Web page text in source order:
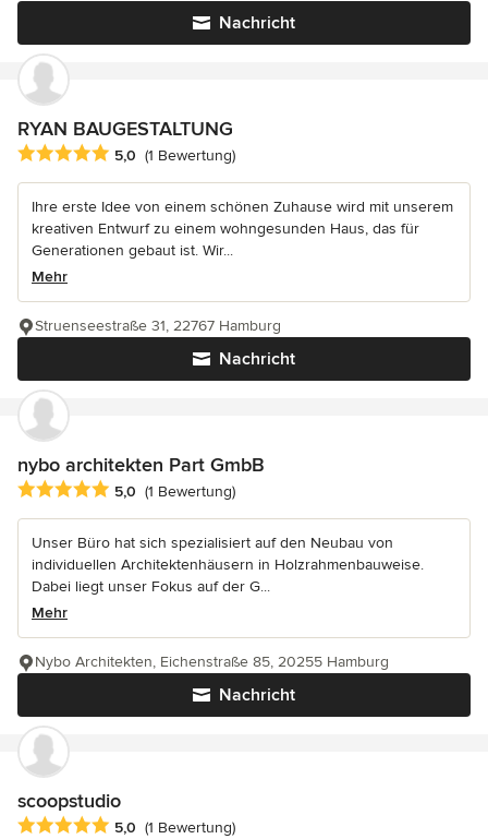
Nachricht
RYAN BAUGESTALTUNG
Durchschnittliche Bewertung: 5 von 5 Sternen
5,0 (1 Bewertung)
Ihre erste Idee von einem schönen Zuhause wird mit unserem
kreativen Entwurf zu einem wohngesunden Haus, das für
Generationen gebaut ist. Wir...
Mehr
Nachricht
Struenseestraße 31, 22767 Hamburg
nybo architekten Part GmbB
Durchschnittliche Bewertung: 5 von 5 Sternen
5,0 (1 Bewertung)
Unser Büro hat sich spezialisiert auf den Neubau von
individuellen Architektenhäusern in Holzrahmenbauweise.
Dabei liegt unser Fokus auf der G...
Mehr
Nachricht
Nybo Architekten, Eichenstraße 85, 20255 Hamburg
scoopstudio
Durchschnittliche Bewertung: 5 von 5 Sternen
5,0 (1 Bewertung)